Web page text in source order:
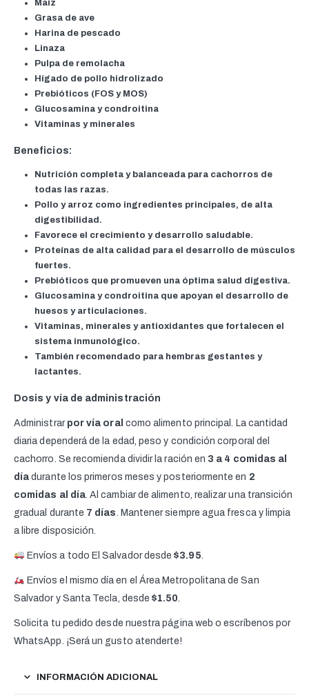
Maíz
Grasa de ave
Harina de pescado
Linaza
Pulpa de remolacha
Hígado de pollo hidrolizado
Prebióticos (FOS y MOS)
Glucosamina y condroitina
Vitaminas y minerales
Beneficios:
Nutrición completa y balanceada para cachorros de
todas las razas.
Pollo y arroz como ingredientes principales, de alta
digestibilidad.
Favorece el crecimiento y desarrollo saludable.
Proteínas de alta calidad para el desarrollo de músculos
fuertes.
Prebióticos que promueven una óptima salud digestiva.
Glucosamina y condroitina que apoyan el desarrollo de
huesos y articulaciones.
Vitaminas, minerales y antioxidantes que fortalecen el
sistema inmunológico.
También recomendado para hembras gestantes y
lactantes.
Dosis y vía de administración
Administrar por vía oral como alimento principal. La cantidad
diaria dependerá de la edad, peso y condición corporal del
cachorro. Se recomienda dividir la ración en 3 a 4 comidas al
día durante los primeros meses y posteriormente en 2
comidas al día. Al cambiar de alimento, realizar una transición
gradual durante 7 días. Mantener siempre agua fresca y limpia
a libre disposición.
Envíos a todo El Salvador desde$3.95.
Envíos el mismo día en el Área Metropolitana de San
Salvador y Santa Tecla, desde$1.50.
Solicita tu pedido desde nuestra página web o escríbenos por
WhatsApp. ¡Será un gusto atenderte!
INFORMACIÓN ADICIONAL